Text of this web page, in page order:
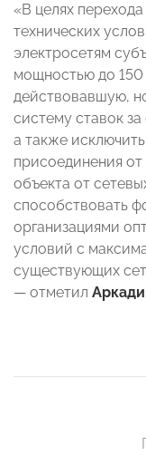
«В целях
технических
электросетям
мощностью до 150
действовавшую,
систему ставок
а также
присоединения
объекта от
способствовать
организациями
условий с
существующих
— отметил